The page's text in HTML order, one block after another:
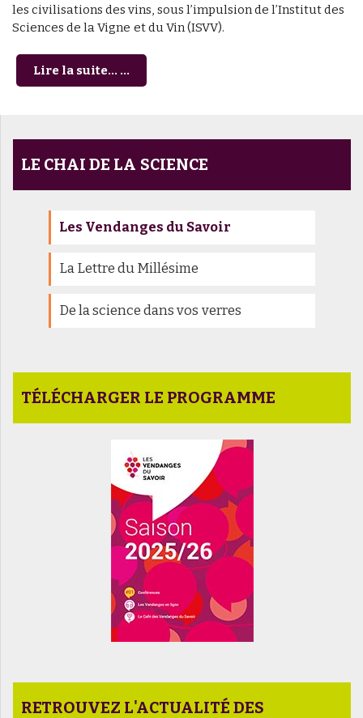
les civilisations des vins, sous l’impulsion de l’Institut des
Sciences de la Vigne et du Vin (ISVV).
Lire la suite... ...
LE CHAI DE LA SCIENCE
Les Vendanges du Savoir
La Lettre du Millésime
De la science dans vos verres
TÉLÉCHARGER LE PROGRAMME
RETROUVEZ L'ACTUALITÉ DES